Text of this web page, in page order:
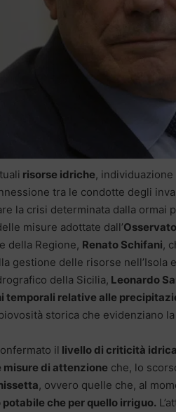
risorse idriche,
tra le condotte degli
la crisi determinata dalla ormai
misure adottate dall’
della Regione, Renato Schifani,
gestione delle risorse nell’Isola
della Sicilia, Leonardo
temporali relative alle
storica che evidenziano
il livello di criticità
di attenzione che, lo
, ovvero quelle che, al
potabile che per quello irriguo.